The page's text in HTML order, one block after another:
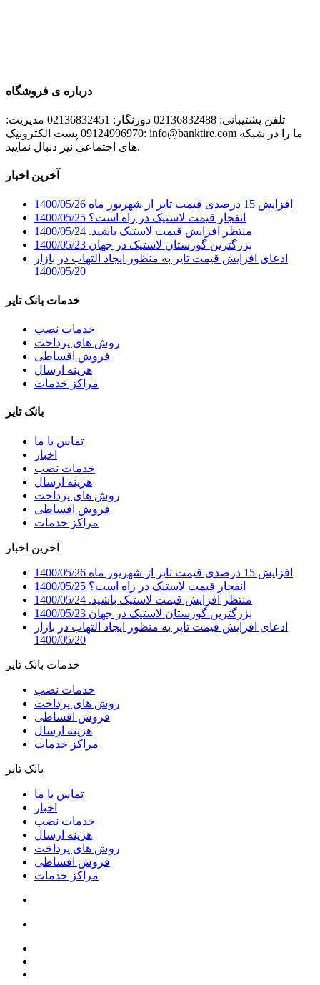
درباره ی فروشگاه
تلفن پشتیبانی: 02136832488 دورنگار: 02136832451 مدیریت:
09124996970 پست الکترونیک: info@banktire.com ما را در شبکه
های اجتماعی نیز دنبال نمایید.
آخرین اخبار
افزایش 15 درصدی قیمت تایر از شهریور ماه
1400/05/26
انفجار قیمت لاستیک در راه است؟ 1400/05/25
منتظر افزایش قیمت لاستیک باشید. 1400/05/24
بزرگترین گورستان لاستیک در جهان 1400/05/23
ادعای افزایش قیمت تایر به منظور ایجاد التهاب در بازار
1400/05/20
خدمات بانک تایر
خدمات نصب
روش های پرداخت
فروش اقساطی
هزینه ارسال
مراکز خدمات
بانک تایر
تماس با ما
اخبار
خدمات نصب
هزینه ارسال
روش های پرداخت
فروش اقساطی
مراکز خدمات
آخرین اخبار
افزایش 15 درصدی قیمت تایر از شهریور ماه
1400/05/26
انفجار قیمت لاستیک در راه است؟ 1400/05/25
منتظر افزایش قیمت لاستیک باشید. 1400/05/24
بزرگترین گورستان لاستیک در جهان 1400/05/23
ادعای افزایش قیمت تایر به منظور ایجاد التهاب در بازار
1400/05/20
خدمات بانک تایر
خدمات نصب
روش های پرداخت
فروش اقساطی
هزینه ارسال
مراکز خدمات
بانک تایر
تماس با ما
اخبار
خدمات نصب
هزینه ارسال
روش های پرداخت
فروش اقساطی
مراکز خدمات